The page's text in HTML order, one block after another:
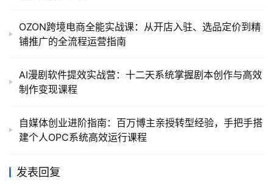
OZON跨境电商全能实战课：从开店入驻、选品定价到精
铺推广的全流程运营指南
AI漫剧软件提效实战营：十二天系统掌握剧本创作与高效
制作变现课程
自媒体创业进阶指南：百万博主亲授转型经验，手把手搭
建个人OPC系统高效运行课程
发表回复